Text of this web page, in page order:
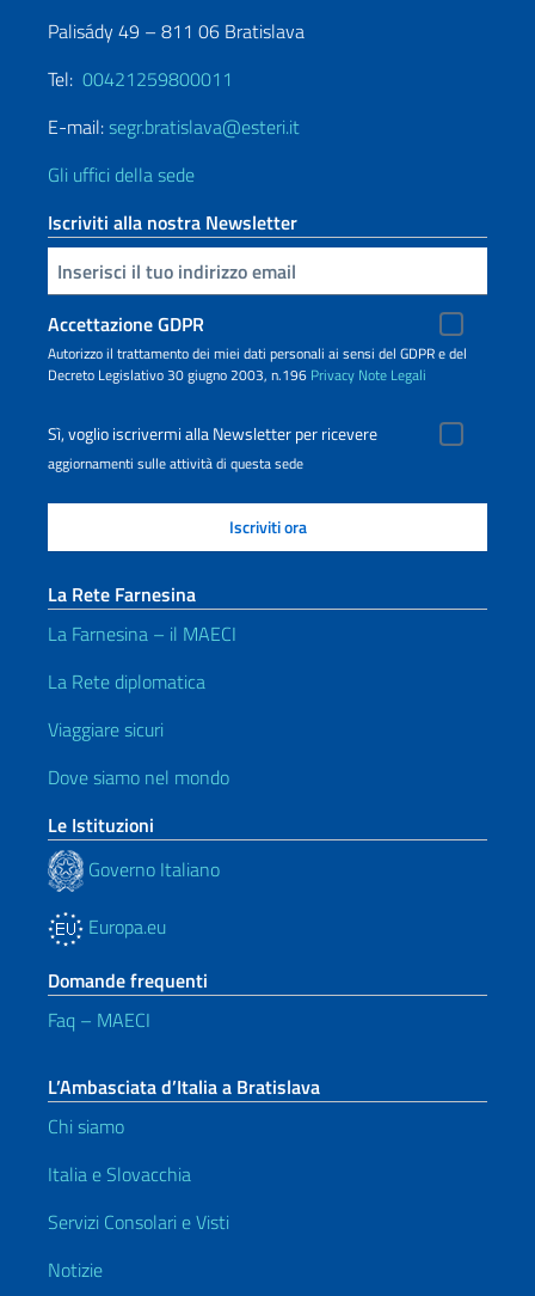
Palisády 49 – 811 06 Bratislava
Tel: 00421259800011
E-mail:segr.bratislava@esteri.it
Gli uffici della sede
Iscriviti alla nostra Newsletter
Inserisci la tua email
Accettazione GDPR
Autorizzo il trattamento dei miei dati personali ai sensi del GDPR e del
Decreto Legislativo 30 giugno 2003, n.196 Privacy Note Legali
Sì, voglio iscrivermi alla Newsletter per ricevere
aggiornamenti sulle attività di questa sede
La Rete Farnesina
La Farnesina – il MAECI
La Rete diplomatica
Viaggiare sicuri
Dove siamo nel mondo
Le Istituzioni
Governo Italiano
Europa.eu
Domande frequenti
Faq – MAECI
L’Ambasciata d’Italia a Bratislava
Chi siamo
Italia e Slovacchia
Servizi Consolari e Visti
Notizie